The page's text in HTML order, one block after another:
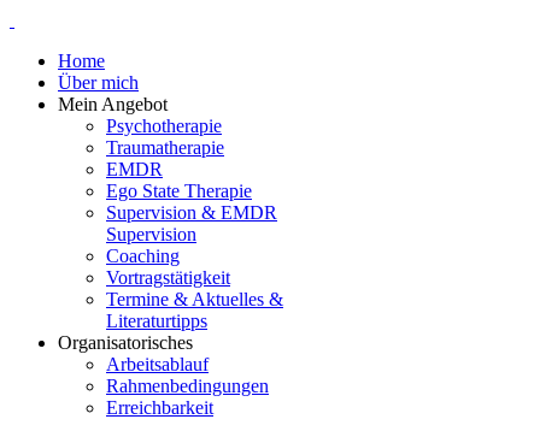
Home
Über mich
Mein Angebot
Psychotherapie
Traumatherapie
EMDR
Ego State Therapie
Supervision & EMDR
Supervision
Coaching
Vortragstätigkeit
Termine & Aktuelles &
Literaturtipps
Organisatorisches
Arbeitsablauf
Rahmenbedingungen
Erreichbarkeit